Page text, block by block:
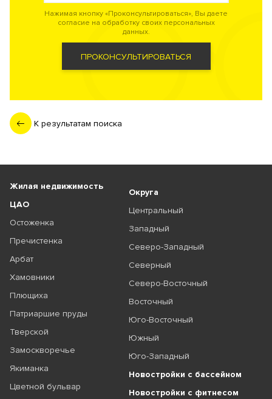
Нажимая кнопку «Проконсультироваться», Вы даете
согласие на обработку своих персональных
данных.
ПРОКОНСУЛЬТИРОВАТЬСЯ
К результатам поиска
Жилая недвижимость
ЦАО
Остоженка
Пречистенка
Арбат
Хамовники
Плющиха
Патриаршие пруды
Тверской
Замоскворечье
Якиманка
Цветной бульвар
Округа
Центральный
Западный
Северо-Западный
Северный
Северо-Восточный
Восточный
Юго-Восточный
Южный
Юго-Западный
Новостройки с бассейном
Новостройки с фитнесом